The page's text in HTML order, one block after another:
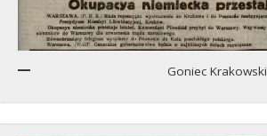
Goniec Krakowski